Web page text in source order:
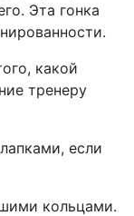
Эта гонка
какой
тренеру
если
кольцами.